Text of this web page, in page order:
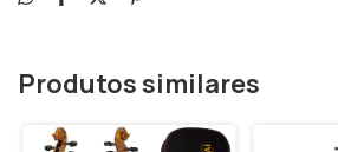
Produtos similares